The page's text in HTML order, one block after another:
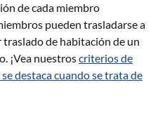
de cada miembro
pueden trasladarse a
de habitación de un
¡Vea nuestroscriterios de
destaca cuando se trata de